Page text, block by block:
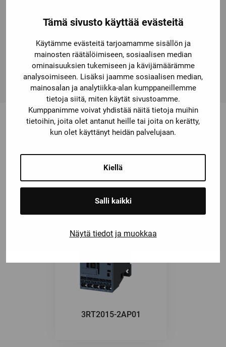
Tämä sivusto käyttää evästeitä
Käytämme evästeitä tarjoamamme sisällön ja
mainosten räätälöimiseen, sosiaalisen median
ominaisuuksien tukemiseen ja kävijämäärämme
analysoimiseen. Lisäksi jaamme sosiaalisen median,
mainosalan ja analytiikka-alan kumppaneillemme
tietoja siitä, miten käytät sivustoamme.
Kumppanimme voivat yhdistää näitä tietoja muihin
tietoihin, joita olet antanut heille tai joita on kerätty,
kun olet käyttänyt heidän palvelujaan.
Kiellä
Salli kaikki
Näytä tiedot ja muokkaa
by means of rails or box terminals. A wide range of
wiring kits that considerably reduce wiring outlay,
auxiliary switches or terminal covers. Simple, efficient
and always up to date – SIRIUS modular system.
näistä
3RT2015-2AP01